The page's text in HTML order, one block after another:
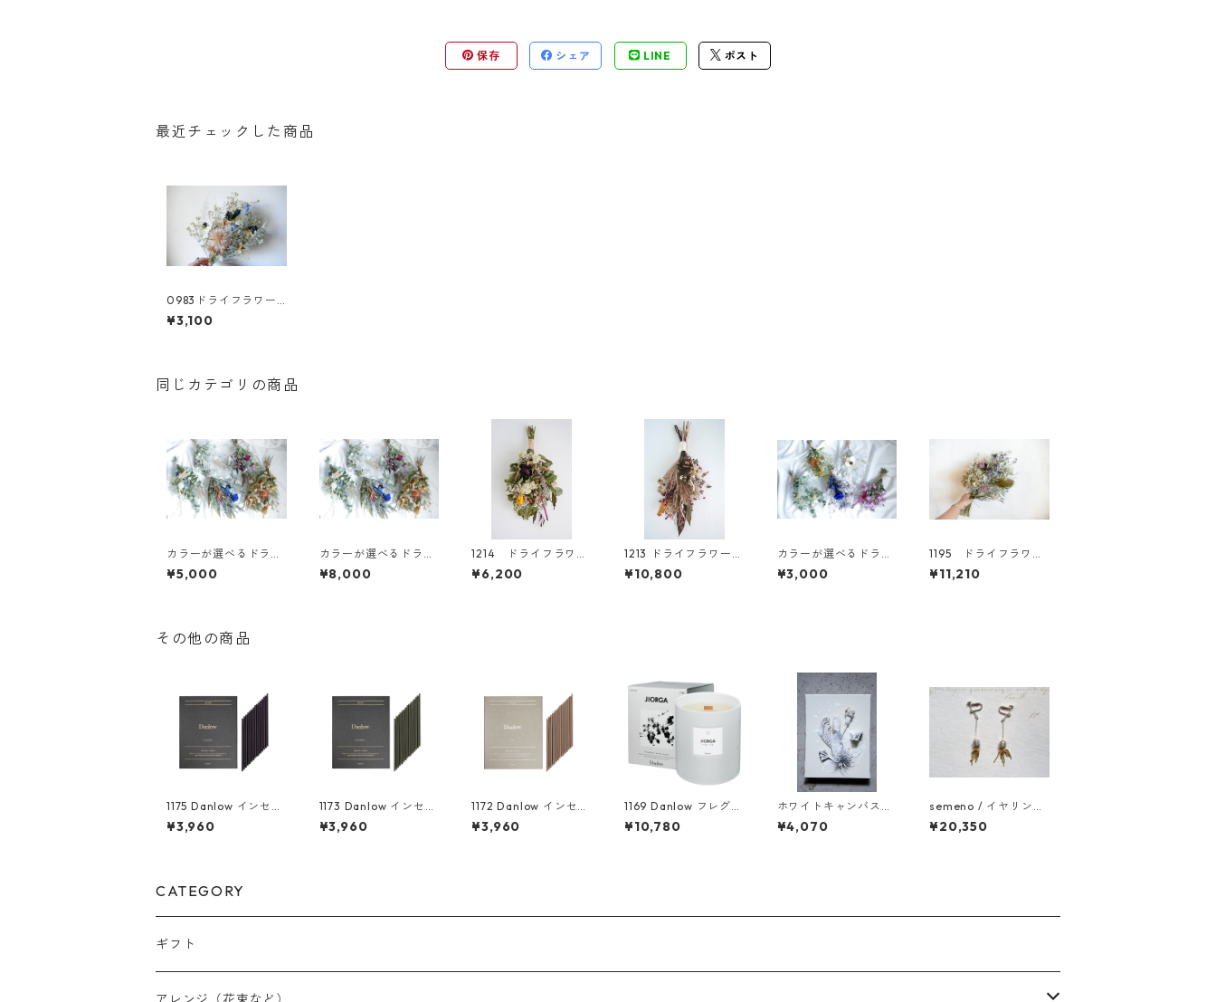
保存 シェア LINE ポスト
最近チェックした商品
0983ドライフラワー
スワッグ
¥3,100
同じカテゴリの商品
カラーが選べるドライ
フラワースワッグM
¥5,000
カラーが選べるドライ
フラワースワッグL
¥8,000
1214 ドライフラワー
スワッグ
¥6,200
1213 ドライフラワー
スワッグ
¥10,800
カラーが選べるドライ
フラワースワッグS
¥3,000
1195 ドライフラワー
スワッグ アジサイ
¥11,210
その他の商品
1175 Danlow インセン
ススティック-GARTO
N(ガートン)-
¥3,960
1173 Danlow インセン
ススティック-SHVERP
OT(シュヴァーポット)
¥3,960
1172 Danlow インセン
ススティック-GINIC
(ジニック)-
¥3,960
1169 Danlow フレグラ
ンスウッドキャンドル
-JIOLGA(ジオルガ)-
¥10,780
ホワイトキャンバス
F0-015
¥4,070
semeno / イヤリング
¥20,350
CATEGORY
ギフト